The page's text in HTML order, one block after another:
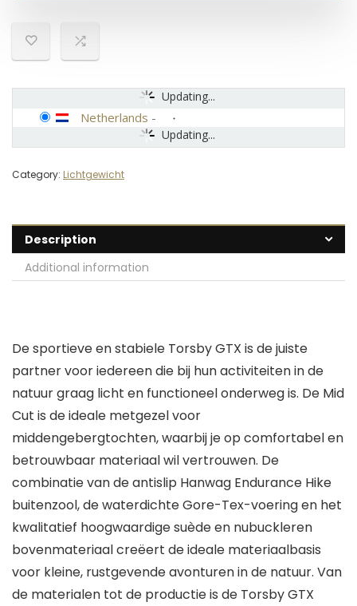
Updating...
Updating...
Netherlands -
Category: Lichtgewicht
Description
Additional information
De sportieve en stabiele Torsby GTX is de juiste
partner voor iedereen die bij hun activiteiten in de
natuur graag licht en functioneel onderweg is. De Mid
Cut is de ideale metgezel voor
middengebergtochten, waarbij je op comfortabel en
betrouwbaar materiaal wil vertrouwen. De
combinatie van de antislip Hanwag Endurance Hike
buitenzool, de waterdichte Gore-Tex-voering en het
kwalitatief hoogwaardige suède en nubuckleren
bovenmateriaal creëert de ideale materiaalbasis
voor kleine, rustgevende avonturen in de natuur. Van
de materialen tot de productie is de Torsby GTX